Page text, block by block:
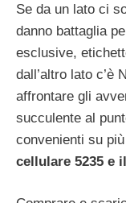
Se da un lato ci
danno battaglia
esclusive,
dall’altro lato c’è
affrontare gli
succulente al
convenienti su
cellulare 5235 e